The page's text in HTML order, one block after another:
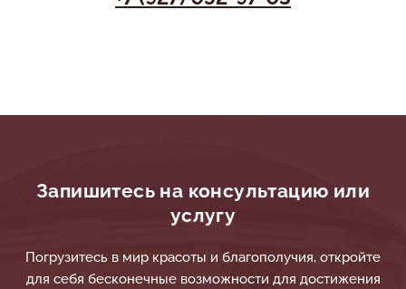
Запишитесь на консультацию или
услугу
Погрузитесь в мир красоты и благополучия, откройте
для себя бесконечные возможности для достижения